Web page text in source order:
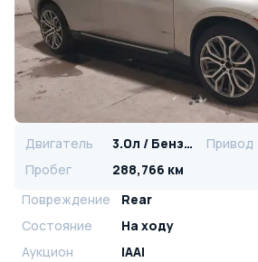
Двигатель 3.0л / Бензин Привод
Пробег
288,766 км
Повреждение
Rear
Состояние
На ходу
Аукцион
IAAI